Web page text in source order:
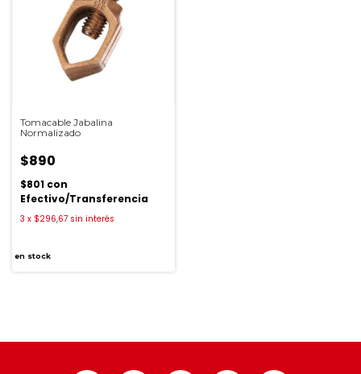
Tomacable Jabalina
Normalizado
$890
$801 con
Efectivo/Transferencia
3 x $296,67 sin interés
en stock